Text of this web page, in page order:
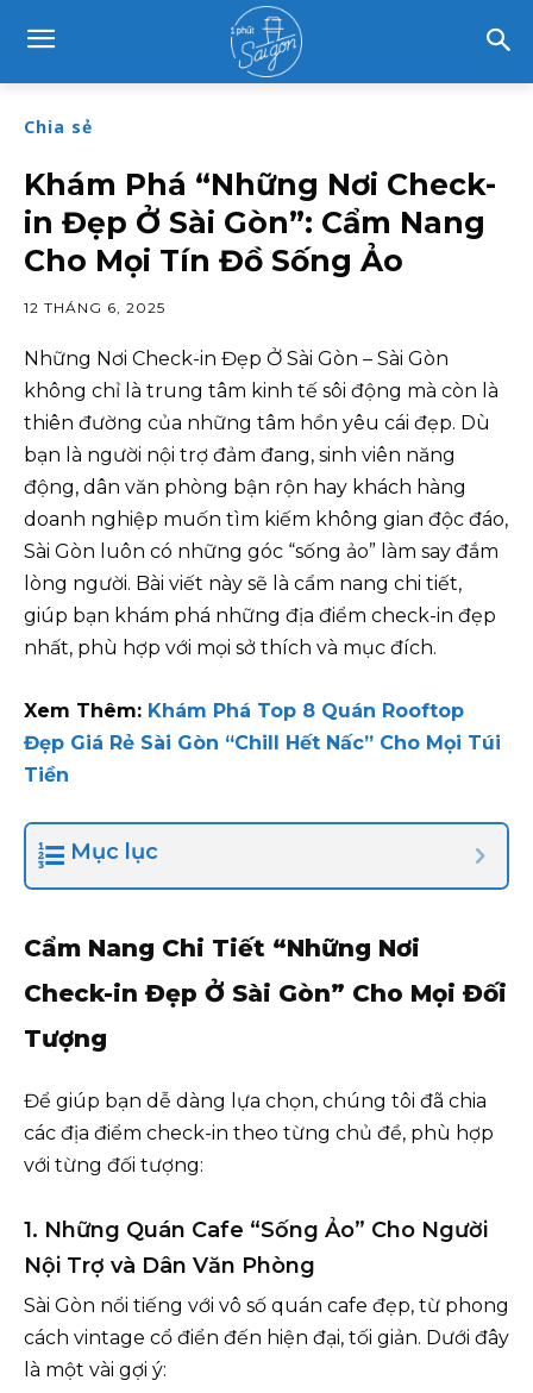
Chia sẻ
Khám Phá “Những Nơi Check-
in Đẹp Ở Sài Gòn”: Cẩm Nang
Cho Mọi Tín Đồ Sống Ảo
12 THÁNG 6, 2025
Những Nơi Check-in Đẹp Ở Sài Gòn – Sài Gòn
không chỉ là trung tâm kinh tế sôi động mà còn là
thiên đường của những tâm hồn yêu cái đẹp. Dù
bạn là người nội trợ đảm đang, sinh viên năng
động, dân văn phòng bận rộn hay khách hàng
doanh nghiệp muốn tìm kiếm không gian độc đáo,
Sài Gòn luôn có những góc “sống ảo” làm say đắm
lòng người. Bài viết này sẽ là cẩm nang chi tiết,
giúp bạn khám phá những địa điểm check-in đẹp
nhất, phù hợp với mọi sở thích và mục đích.
Xem Thêm: Khám Phá Top 8 Quán Rooftop
Đẹp Giá Rẻ Sài Gòn “Chill Hết Nấc” Cho Mọi Túi
Tiền
Mục lục
Cẩm Nang Chi Tiết “Những Nơi
Check-in Đẹp Ở Sài Gòn” Cho Mọi Đối
Tượng
Để giúp bạn dễ dàng lựa chọn, chúng tôi đã chia
các địa điểm check-in theo từng chủ đề, phù hợp
với từng đối tượng:
1. Những Quán Cafe “Sống Ảo” Cho Người
Nội Trợ và Dân Văn Phòng
Sài Gòn nổi tiếng với vô số quán cafe đẹp, từ phong
cách vintage cổ điển đến hiện đại, tối giản. Dưới đây
là một vài gợi ý: